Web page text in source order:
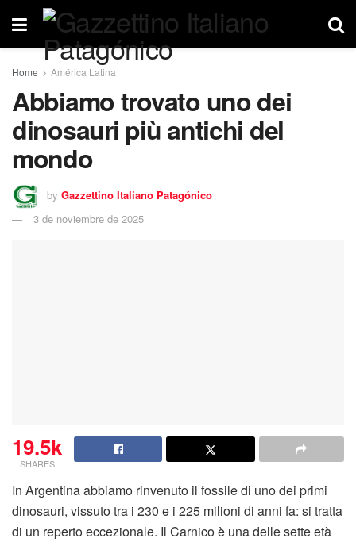
Home América Latina
Abbiamo trovato uno dei
dinosauri più antichi del
mondo
by Gazzettino Italiano Patagónico
3 de noviembre de 2025
19.5k
SHARES
In Argentina abbiamo rinvenuto il fossile di uno dei primi
dinosauri, vissuto tra i 230 e i 225 milioni di anni fa: si tratta
di un reperto eccezionale. Il Carnico è una delle sette età